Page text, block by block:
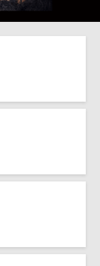
de Nijs Musical
– Feel the city